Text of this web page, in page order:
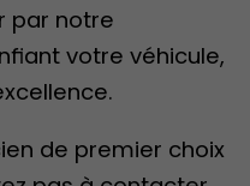
par notre
votre véhicule,
de premier choix